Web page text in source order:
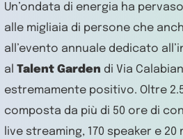
Un’ondata di energia ha
alle migliaia di persone che
all’evento annuale dedicato
al Talent Garden di Via
estremamente positivo. Oltre
composta da più di 50 ore di
live streaming, 170 speaker e